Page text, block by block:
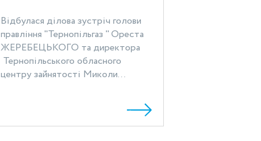
Відбулася ділова зустріч голови
правління "Тернопільгаз " Ореста
ЖЕРЕБЕЦЬКОГО та директора
Тернопільського обласного
центру зайнятості Миколи...